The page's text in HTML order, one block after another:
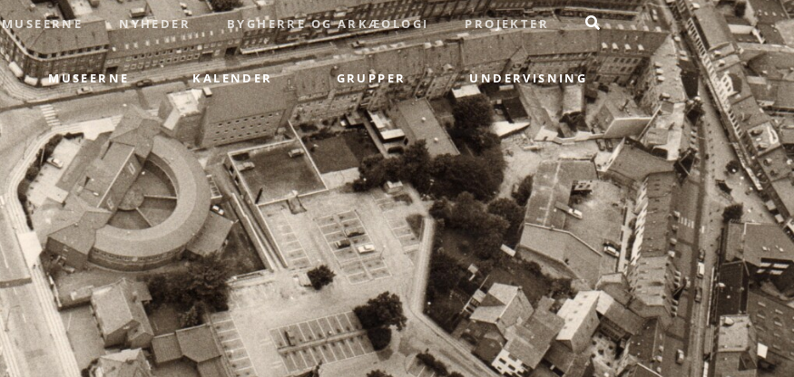
MUSEERNE NYHEDER BYGHERRE OG ARKÆOLOGI PROJEKTER
MUSEERNE KALENDER GRUPPER UNDERVISNING